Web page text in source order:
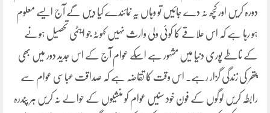
دورہ کریں اور کچھ نہ دے جائیں تو وہاں یہ نمائندے کیا دیں گے آج ایسے معلوم
ہو رہا ہے کہ اس علاقے کا کوئی ولی وارث نہیں کہوٹہ جو ایٹمی تحصیل ہونے
کے ناطے پوری دنیا میں مشہور ہے اسکے عوام آج کے اس جدید دور میں بھی
پتھر کی زندگی گزار رہے. اس وقت کا تقاضہ ہے کہ صداقت عباسی عوام سے
رابطہ کریں لوگوں کے فون خود سنیں عوام کو منشیوں کے حوالے نہ کریں ہر پندرہ